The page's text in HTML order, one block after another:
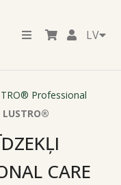
LV
Professional
CARE